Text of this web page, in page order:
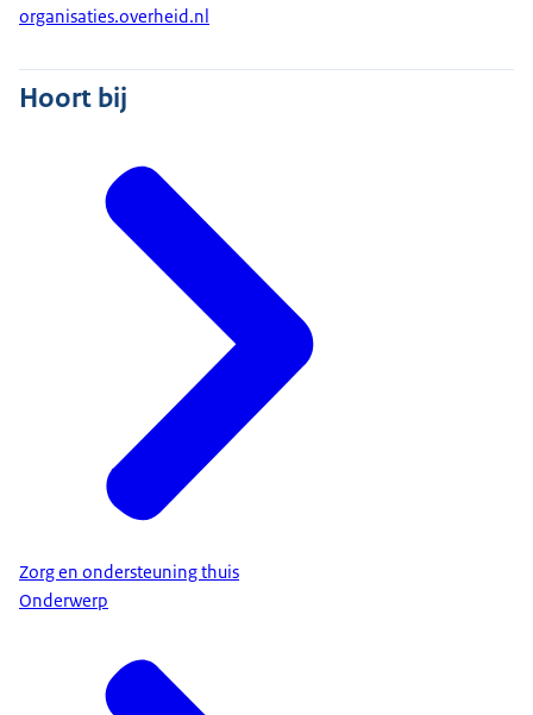
Bij het onderzoek kijkt de gemeente wat u zelf nog
eventueel kunnen helpen. Ook kijkt de gemeente
of u al zorg en ondersteuning krijgt vanuit andere
ondersteuning u kunt krijgen.
Hoe krijgt u de ondersteuning?
U kunt op verschillende manieren ondersteuning
uit de Wmo 2015 krijgen. Bij zorg in natura regelt
de gemeente uw ondersteuning. Met een
persoonsgebonden budget (pgb) kunt u de
ondersteuning zelf kiezen en inhuren. Soms is een
mix van zorg in natura en een pgb ook mogelijk.
Vraag daar bij de gemeente naar.
Krijgt u zorg in natura?
ondersteuning. De gemeente bepaalt dan
bijvoorbeeld wat voor soort rolstoel u krijgt. Of wie
de administratie.
Krijgt u een budget?
organisaties.overheid.nl
Hoort bij
Zorg en ondersteuning thuis
Onderwerp